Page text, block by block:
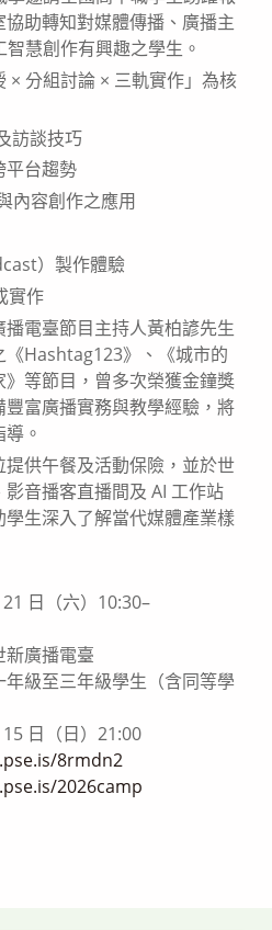
助轉知對媒體傳播、廣播主
慧創作有興趣之學生。
× 分組討論 × 三軌實作」為核
訪談技巧
平台趨勢
內容創作之應用
）製作體驗
實作
電臺節目主持人黃柏諺先生
Hashtag123》、《城市的
等節目，曾多次榮獲金鐘獎
富廣播實務與教學經驗，將
。
供午餐及活動保險，並於世
音播客直播間及 AI 工作站
生深入了解當代媒體產業樣
日（六）10:30–
新廣播電臺
級至三年級學生（含同等學
日（日）21:00
8rmdn2
2026camp